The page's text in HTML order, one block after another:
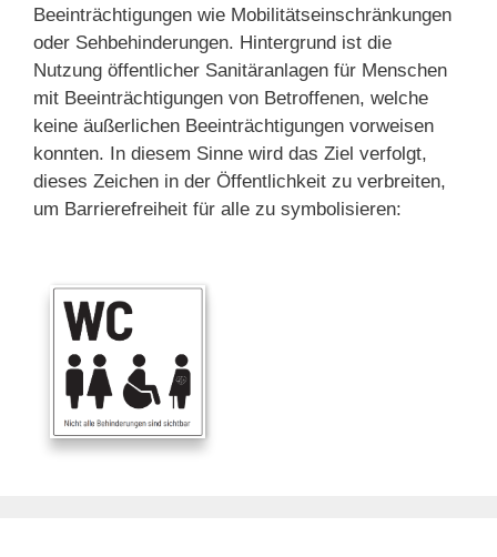
Beeinträchtigungen wie Mobilitätseinschränkungen
oder Sehbehinderungen. Hintergrund ist die
Nutzung öffentlicher Sanitäranlagen für Menschen
mit Beeinträchtigungen von Betroffenen, welche
keine äußerlichen Beeinträchtigungen vorweisen
konnten. In diesem Sinne wird das Ziel verfolgt,
dieses Zeichen in der Öffentlichkeit zu verbreiten,
um Barrierefreiheit für alle zu symbolisieren: